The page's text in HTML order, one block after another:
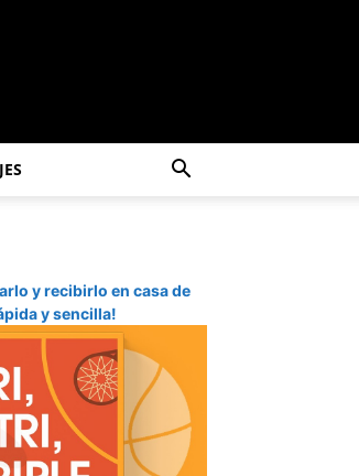
y recibirlo en casa de
y sencilla!